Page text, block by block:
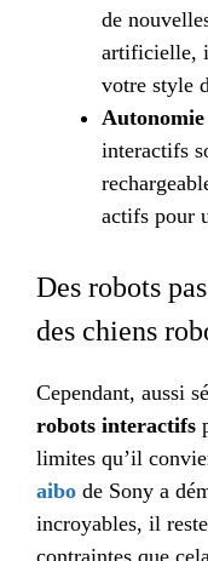
de
artificielle,
votre style
interactifs
actifs pour
Des robots
des chiens
Cependant, aussi
robots interactifs
limites qu’il
aibo de Sony a
incroyables, il
contraintes que